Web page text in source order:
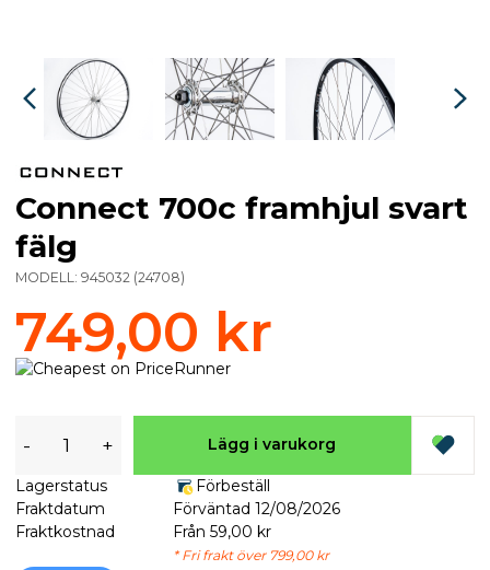
Connect 700c framhjul svart
fälg
MODELL: 945032 (24708)
749,00 kr
- + Lägg i varukorg
Lagerstatus
Förbeställ
Fraktdatum
Förväntad 12/08/2026
Fraktkostnad
Från 59,00 kr
* Fri frakt över 799,00 kr